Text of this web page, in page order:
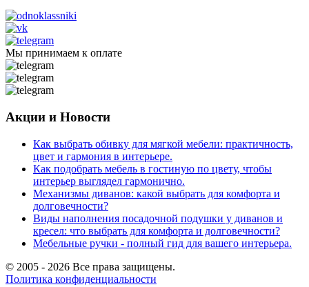
Мы принимаем к оплате
Акции и Новости
Как выбрать обивку для мягкой мебели: практичность,
цвет и гармония в интерьере.
Как подобрать мебель в гостиную по цвету, чтобы
интерьер выглядел гармонично.
Механизмы диванов: какой выбрать для комфорта и
долговечности?
Виды наполнения посадочной подушки у диванов и
кресел: что выбрать для комфорта и долговечности?
Мебельные ручки - полный гид для вашего интерьера.
© 2005 - 2026 Все права защищены.
Политика конфиденциальности